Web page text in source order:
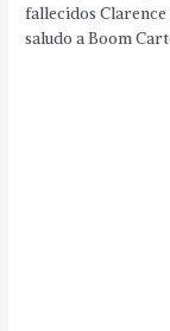
fallecidos
saludo a Boom